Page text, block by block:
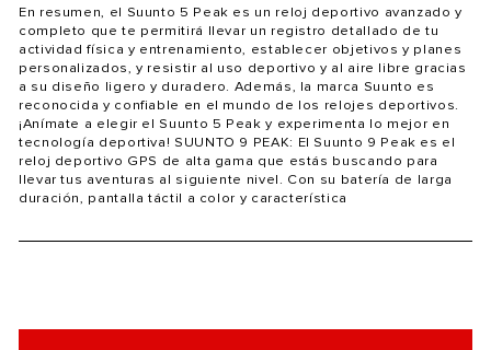
En resumen, el Suunto 5 Peak es un reloj deportivo avanzado y
completo que te permitirá llevar un registro detallado de tu
actividad física y entrenamiento, establecer objetivos y planes
personalizados, y resistir al uso deportivo y al aire libre gracias
a su diseño ligero y duradero. Además, la marca Suunto es
reconocida y confiable en el mundo de los relojes deportivos.
¡Anímate a elegir el Suunto 5 Peak y experimenta lo mejor en
tecnología deportiva! SUUNTO 9 PEAK: El Suunto 9 Peak es el
reloj deportivo GPS de alta gama que estás buscando para
llevar tus aventuras al siguiente nivel. Con su batería de larga
duración, pantalla táctil a color y característica